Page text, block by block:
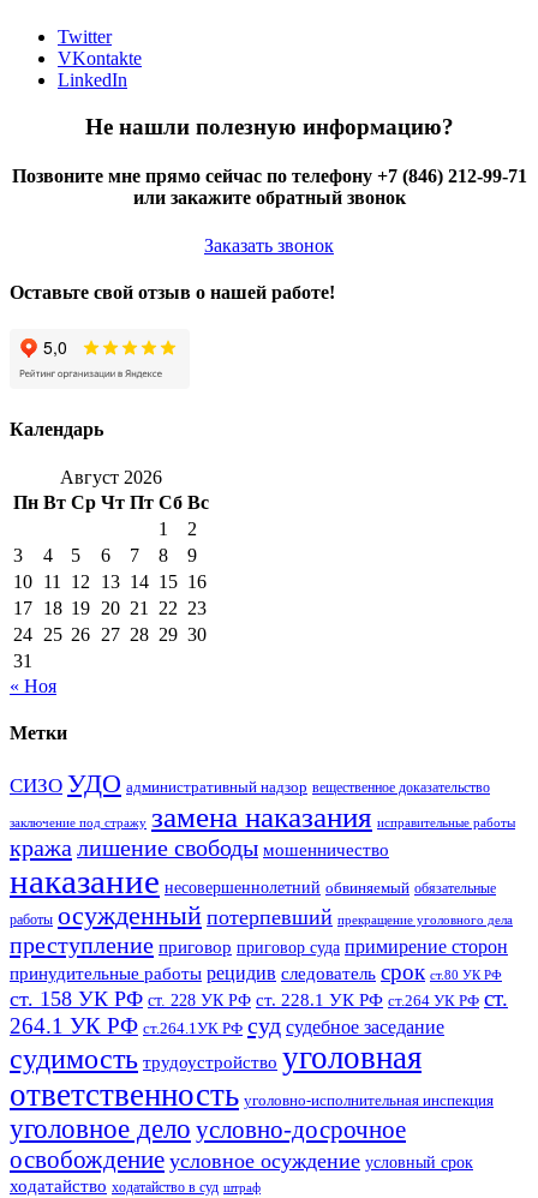
Twitter
VKontakte
LinkedIn
Не нашли полезную информацию?
Позвоните мне прямо сейчас по телефону +7 (846) 212-99-71
или закажите обратный звонок
Заказать звонок
Оставьте свой отзыв о нашей работе!
Календарь
Август 2026
Пн Вт Ср Чт Пт Сб Вс
1
2
3
4 5 6 7 8
9
10 11 12 13 14 15 16
17 18 19 20 21 22 23
24 25 26 27 28 29 30
31
« Ноя
Метки
СИЗО УДО административный надзор вещественное доказательство
заключение под стражу замена наказания исправительные работы
кража лишение свободы мошенничество
наказание несовершеннолетний обвиняемый обязательные
работы осужденный потерпевший прекращение уголовного дела
преступление приговор приговор суда примирение сторон
принудительные работы рецидив следователь срок ст.80 УК РФ
ст. 158 УК РФ ст. 228 УК РФ ст. 228.1 УК РФ ст.264 УК РФ ст.
264.1 УК РФ ст.264.1УК РФ суд судебное заседание
судимость трудоустройство уголовная
ответственность уголовно-исполнительная инспекция
уголовное дело условно-досрочное
освобождение условное осуждение условный срок
ходатайство ходатайство в суд штраф